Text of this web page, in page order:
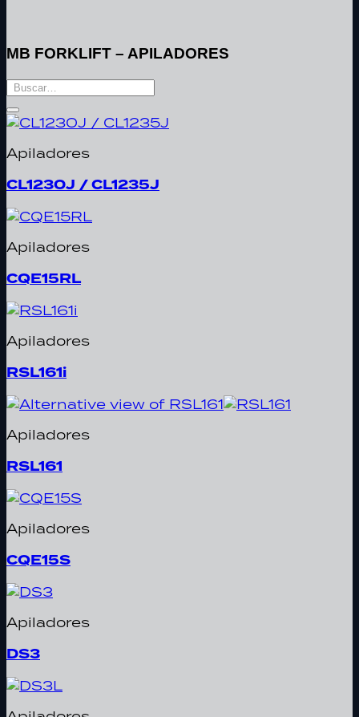
MB FORKLIFT – APILADORES
Buscar
por:
Apiladores
CL1230J / CL1235J
Apiladores
CQE15RL
Apiladores
RSL161i
Apiladores
RSL161
Apiladores
CQE15S
Apiladores
DS3